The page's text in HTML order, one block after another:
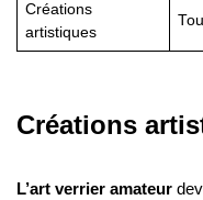
Créations
artistiques
Créations
L’art verrier amateur